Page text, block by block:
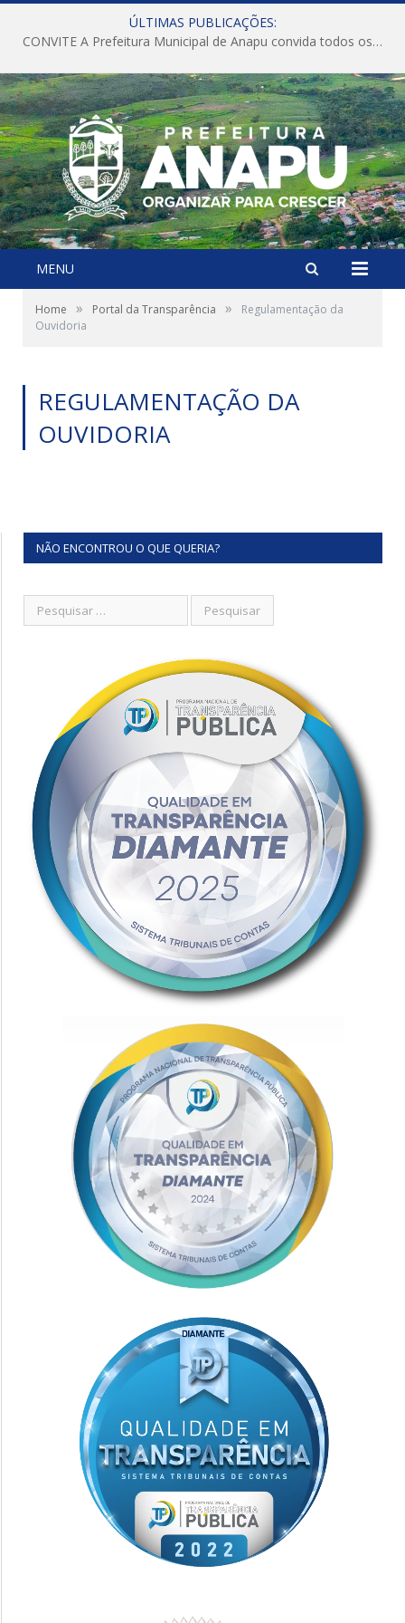
ÚLTIMAS PUBLICAÇÕES:
CONVITE A Prefeitura Municipal de Anapu convida todos os servidores públicos municipais para participarem da Audiência Pública de discussão da Lei de Diretrizes Orçamentárias (LDO), importante instrumento de planejamento das ações e investimentos da Administração Pública para o próximo exercício financeiro.
MENU
Home » Portal da Transparência »
Regulamentação da
Ouvidoria
REGULAMENTAÇÃO DA
OUVIDORIA
NÃO ENCONTROU O QUE QUERIA?